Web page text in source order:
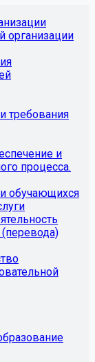
организации
требования
и
процесса.
обучающихся